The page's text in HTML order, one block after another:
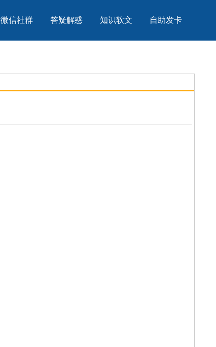
微信社群 答疑解惑 知识软文 自助发卡